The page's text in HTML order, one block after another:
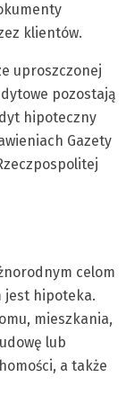
klientów.
uproszczonej
pozostają
hipoteczny
Gazety
celom
jest hipoteka.
mieszkania,
lub
a także